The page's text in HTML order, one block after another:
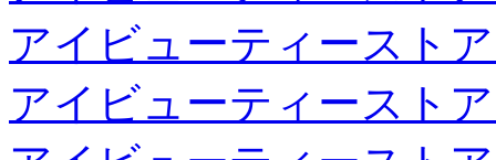
アイビューティースト
アイビューティースト